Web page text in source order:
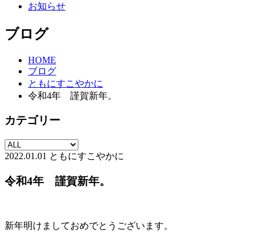
お知らせ
ブログ
HOME
ブログ
ともにすこやかに
令和4年 謹賀新年。
カテゴリー
2022.01.01 ともにすこやかに
令和4年 謹賀新年。
新年明けましておめでとうございます。